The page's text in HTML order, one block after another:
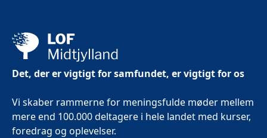
Det, der er vigtigt for samfundet, er vigtigt for os
Vi skaber rammerne for meningsfulde møder mellem
mere end 100.000 deltagere i hele landet med kurser,
foredrag og oplevelser.